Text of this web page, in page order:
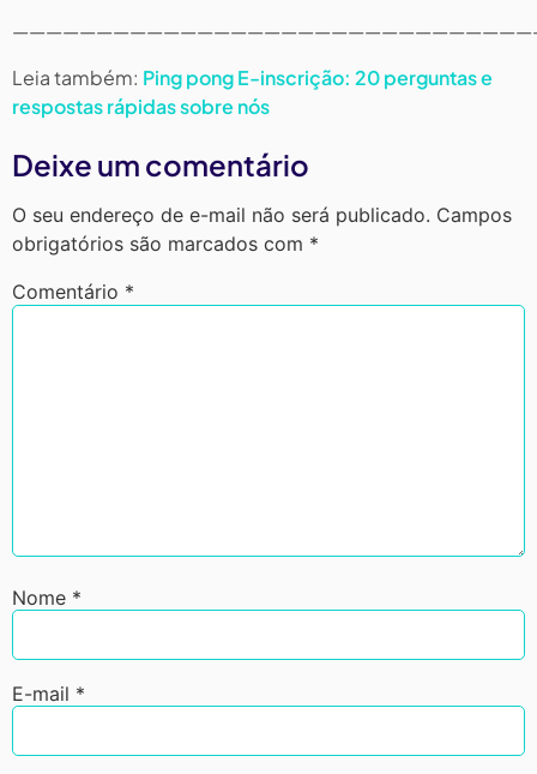
Leia também: Ping pong E-inscrição: 20 perguntas e
respostas rápidas sobre nós
Deixe um comentário
O seu endereço de e-mail não será publicado. Campos
obrigatórios são marcados com *
Comentário *
Nome *
E-mail *